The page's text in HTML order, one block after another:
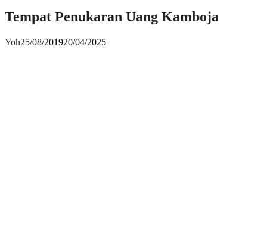
Tempat Penukaran Uang Kamboja
Yoh25/08/201920/04/2025